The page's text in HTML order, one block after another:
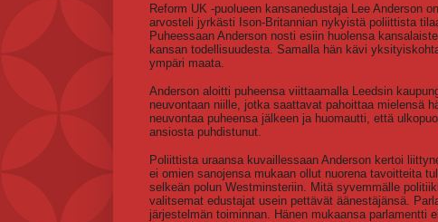
Reform UK -puolueen kansanedustaja Lee Anderson
arvosteli jyrkästi Ison-Britannian nykyistä poliittista
Puheessaan Anderson nosti esiin huolensa
kansan todellisuudesta. Samalla hän kävi
ympäri maata.
Anderson aloitti puheensa viittaamalla Leedsin
neuvontaan niille, jotka saattavat pahoittaa mielensä
neuvontaa puheensa jälkeen ja huomautti, että
ansiosta puhdistunut.
Poliittista uraansa kuvaillessaan Anderson kertoi
ei omien sanojensa mukaan ollut nuorena tavoitteita
selkeän polun Westminsteriin. Mitä syvemmälle
valitsemat edustajat usein pettävät äänestäjänsä.
järjestelmän toiminnan. Hänen mukaansa parlamentti